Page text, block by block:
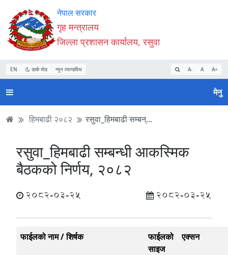
Accessibility
Mode
सुरु
गर्नुहोस्
सामाग्री
पढ्नुहाेस्
नेभिगेसन
पढ्नुहाेस्
वेबसाइट
खोजमा
जानुहोस्
नेपाल सरकार
गृह मन्त्रालय
जिल्ला प्रशासन कार्यालय, रसुवा
EN डार्क मोड न्यून व्यान्डविथ A- A A+
मेनु
हिमबाढी २०८२ रसुवा_हिमबाढी सम्बन्...
रसुवा_हिमबाढी सम्बन्धी आकस्मिक
बैठकको निर्णय, २०८२
2082-03-25 2082-03-25
फाईलको नाम / शिर्षक
फाईलको
साइज
एक्सन